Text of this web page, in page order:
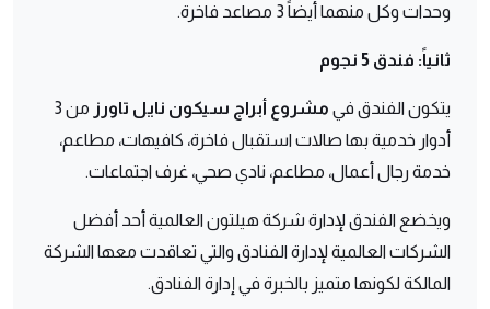
وحدات وكل منهما أيضاً 3 مصاعد فاخرة.
ثانياً: فندق 5 نجوم
يتكون الفندق في مشروع أبراج سيكون نايل تاورز
من 3
أدوار خدمية بها صالات استقبال فاخرة، كافيهات، مطاعم،
خدمة رجال أعمال، مطاعم، نادي صحي، غرف اجتماعات.
ويخضع الفندق لإدارة شركة هيلتون العالمية أحد أفضل
الشركات العالمية لإدارة الفنادق والتي تعاقدت معها الشركة
المالكة لكونها متميز بالخبرة في إدارة الفنادق.